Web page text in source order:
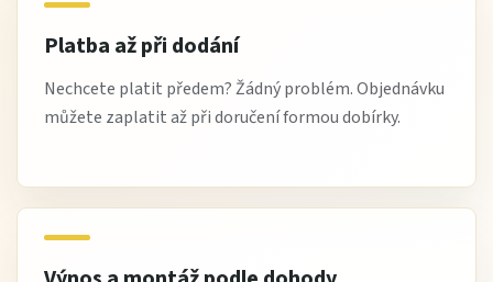
Platba až při dodání
Nechcete platit předem? Žádný problém. Objednávku
můžete zaplatit až při doručení formou dobírky.